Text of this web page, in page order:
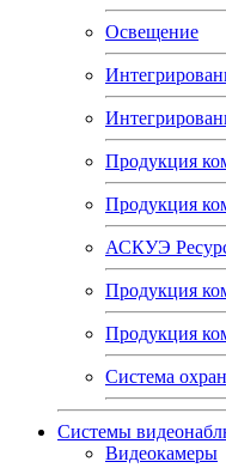
Освещение
Продукция
Продукция
АСКУЭ
Продукция
Продукция
Система
Системы
Видеокамеры